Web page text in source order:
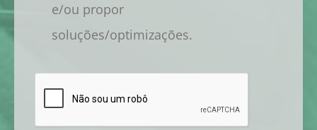
e/ou propor
soluções/optimizações.